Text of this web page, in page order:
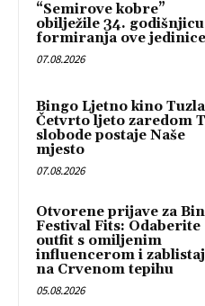
“Semirove kobre”
obilježile 34.
formiranja ove jedinice
07.08.2026
Bingo Ljetno kino
Četvrto ljeto zaredom
slobode postaje Naše
mjesto
07.08.2026
Otvorene prijave za
Festival Fits: Odaberite
outfit s omiljenim
influencerom i
na Crvenom tepihu
05.08.2026